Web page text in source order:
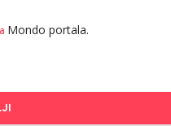
Mondo portala.